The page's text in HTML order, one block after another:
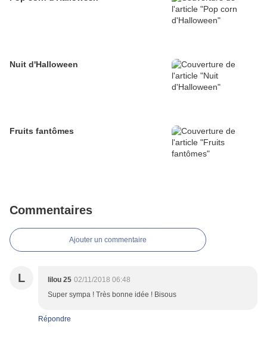
Nuit d'Halloween
Fruits fantômes
Commentaires
Ajouter un commentaire
L lilou 25 02/11/2018 06:48
Super sympa ! Très bonne idée ! Bisous
Répondre